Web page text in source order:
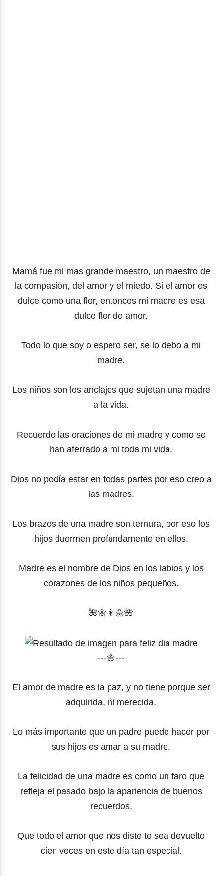
Mamá fue mi mas grande maestro, un maestro de
la compasión, del amor y el miedo. Si el amor es
dulce como una flor, entonces mi madre es esa
dulce flor de amor.
Todo lo que soy o espero ser, se lo debo a mi
madre.
Los niños son los anclajes que sujetan una madre
a la vida.
Recuerdo las oraciones de mi madre y como se
han aferrado a mi toda mi vida.
Dios no podía estar en todas partes por eso creo a
las madres.
Los brazos de una madre son ternura, por eso los
hijos duermen profundamente en ellos.
Madre es el nombre de Dios en los labios y los
corazones de los niños pequeños.
🌺🌼 👩🌼🌺
---🌼---
El amor de madre es la paz, y no tiene porque ser
adquirida, ni merecida.
Lo más importante que un padre puede hacer por
sus hijos es amar a su madre.
La felicidad de una madre es como un faro que
refleja el pasado bajo la apariencia de buenos
recuerdos.
Que todo el amor que nos diste te sea devuelto
cien veces en este día tan especial.